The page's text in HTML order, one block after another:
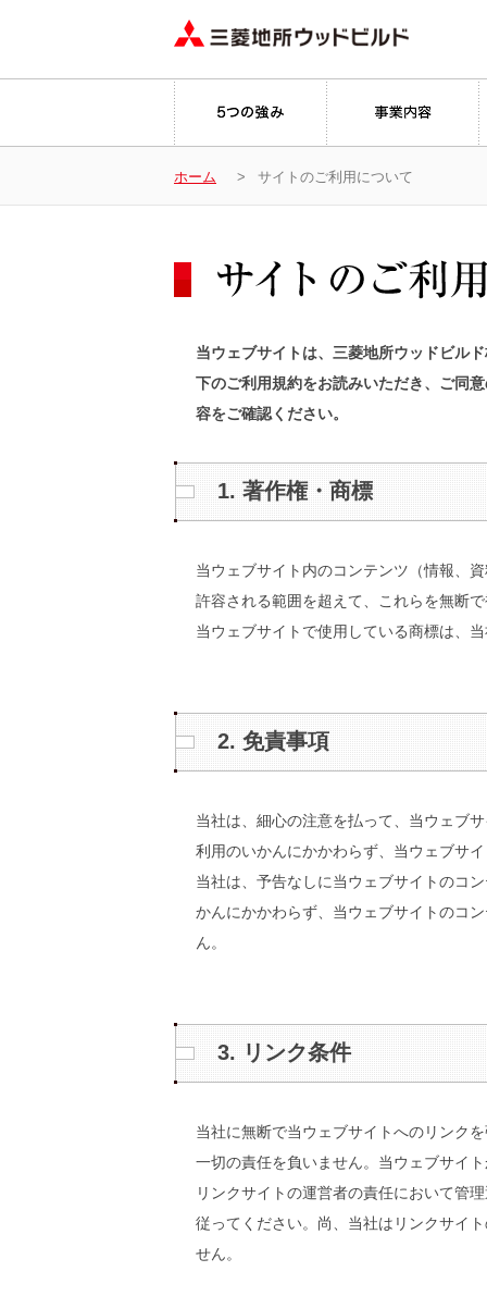
ホーム サイトのご利用について
当ウェブサイトは、三菱地所ウッドビル
下のご利用規約をお読みいただき、ご同
容をご確認ください。
1. 著作権・商標
当ウェブサイト内のコンテンツ（情報、
許容される範囲を超えて、これらを無断
当ウェブサイトで使用している商標は、
2. 免責事項
当社は、細心の注意を払って、当ウェブ
利用のいかんにかかわらず、当ウェブサ
当社は、予告なしに当ウェブサイトのコ
かんにかかわらず、当ウェブサイトのコ
ん。
3. リンク条件
当社に無断で当ウェブサイトへのリンク
一切の責任を負いません。当ウェブサイ
リンクサイトの運営者の責任において管
従ってください。尚、当社はリンクサイ
せん。